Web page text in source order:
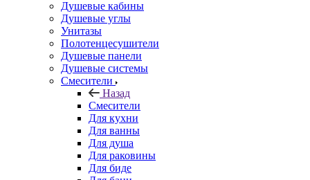
Душевые кабины
Душевые углы
Унитазы
Полотенцесушители
Душевые панели
Душевые системы
Смесители
Назад
Смесители
Для кухни
Для ванны
Для душа
Для раковины
Для биде